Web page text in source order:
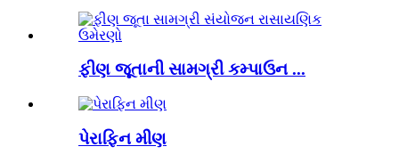
ફીણ જૂતાની સામગ્રી કમ્પાઉન ...
પેરાફિન મીણ